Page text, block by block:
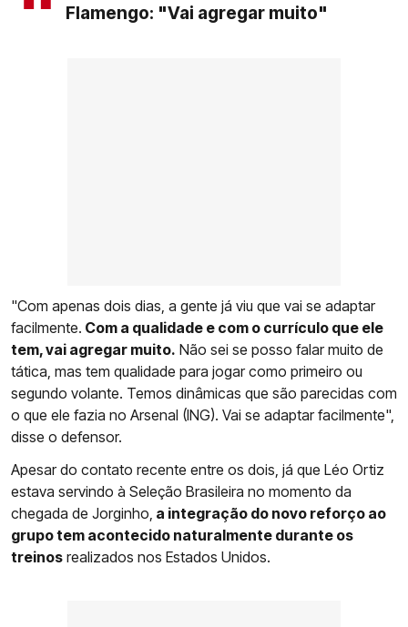
Flamengo: "Vai agregar muito"
"Com apenas dois dias, a gente já viu que vai se adaptar
facilmente. Com a qualidade e com o currículo que ele
tem, vai agregar muito. Não sei se posso falar muito de
tática, mas tem qualidade para jogar como primeiro ou
segundo volante. Temos dinâmicas que são parecidas com
o que ele fazia no Arsenal (ING). Vai se adaptar facilmente",
disse o defensor.
Apesar do contato recente entre os dois, já que Léo Ortiz
estava servindo à Seleção Brasileira no momento da
chegada de Jorginho, a integração do novo reforço ao
grupo tem acontecido naturalmente durante os
treinos realizados nos Estados Unidos.